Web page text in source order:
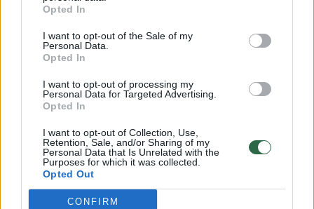
Opted In
I want to opt-out of the Sale of my
Personal Data.
Opted In
I want to opt-out of processing my
Personal Data for Targeted Advertising.
Opted In
I want to opt-out of Collection, Use,
Retention, Sale, and/or Sharing of my
Personal Data that Is Unrelated with the
Purposes for which it was collected.
Opted Out
CONFIRM
Komentuoti po šiuo straipsniu
Komentuoti gali tik Lrytas registruoti vartotojai.
Prisijunkite prie registruotų vartotojų
bendruomenės ir bendraukite komentaruose!